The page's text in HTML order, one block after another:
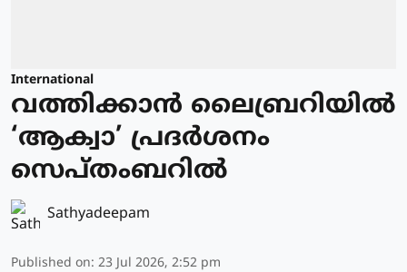
International
വത്തിക്കാന്‍ ലൈബ്രറിയില്‍
‘ആക്വാ’ പ്രദര്‍ശനം
സെപ്തംബറില്‍
Sathyadeepam
Published on: 23 Jul 2026, 2:52 pm